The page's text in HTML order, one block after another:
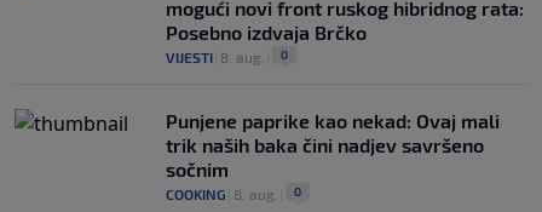
mogući novi front ruskog hibridnog rata:
Posebno izdvaja Brčko
VIJESTI 8. aug. 0
Punjene paprike kao nekad: Ovaj mali
trik naših baka čini nadjev savršeno
sočnim
COOKING 8. aug. 0